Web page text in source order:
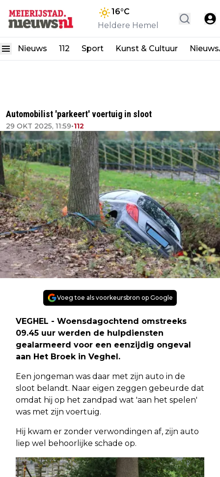
16°C
Heldere Hemel
Nieuws 112 Sport Kunst & Cultuur
Automobilist 'parkeert' voertuig in sloot
29 OKT 2025, 11:59•112
Voeg toe als voorkeursbron op Google
VEGHEL - Woensdagochtend omstreeks
09.45 uur werden de hulpdiensten
gealarmeerd voor een eenzijdig ongeval
aan Het Broek in Veghel.
Een jongeman was daar met zijn auto in de
sloot belandt. Naar eigen zeggen gebeurde dat
omdat hij op het zandpad wat 'aan het spelen'
was met zijn voertuig.
Hij kwam er zonder verwondingen af, zijn auto
liep wel behoorlijke schade op.